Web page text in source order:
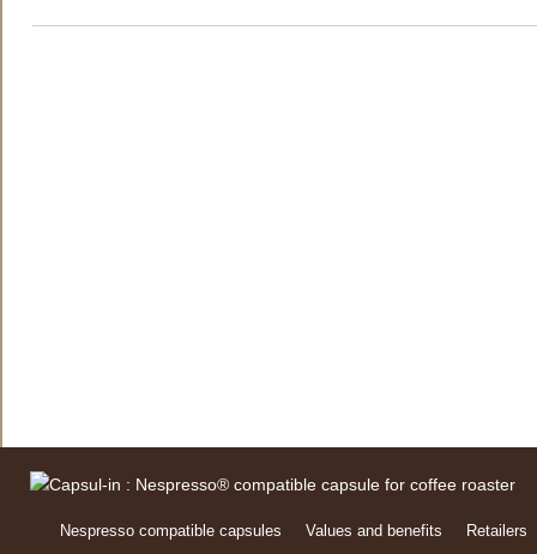
Nespresso compatible capsules Values and benefits Retailers